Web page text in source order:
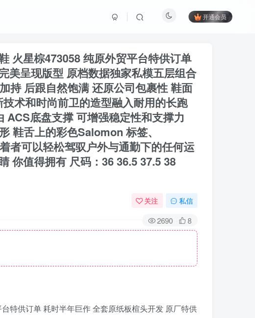
开通会员
火星棕473058 纯原外贸平台特供订单
美呈现版型 原档数据独家私模五层组合
持 后跟自然饱满 还原公司包裹性 鞋面
术和时尚前卫的造型融入耐用的长跑
ACS底盘支撑 可增强稳定性和支撑力
鞋舌上的彩色Salomon 标签、
者可以轻松驾驭户外与通勤下的任何运
你值得拥有 尺码：36 36.5 37.5 38
关注 私信
2690 8
特供订单 耗时半年巨作 全套原纸板楦头开发 原厂特供